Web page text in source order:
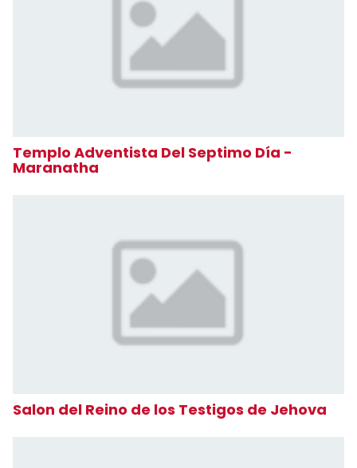
Templo Adventista Del Septimo Día -
Maranatha
Salon del Reino de los Testigos de Jehova